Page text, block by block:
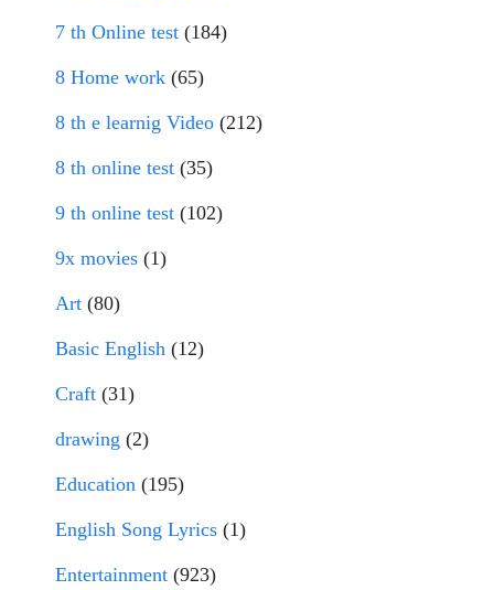
7 th Online test (184)
8 Home work (65)
8 th e learnig Video (212)
8 th online test (35)
9 th online test (102)
9x movies (1)
Art (80)
Basic English (12)
Craft (31)
drawing (2)
Education (195)
English Song Lyrics (1)
Entertainment (923)